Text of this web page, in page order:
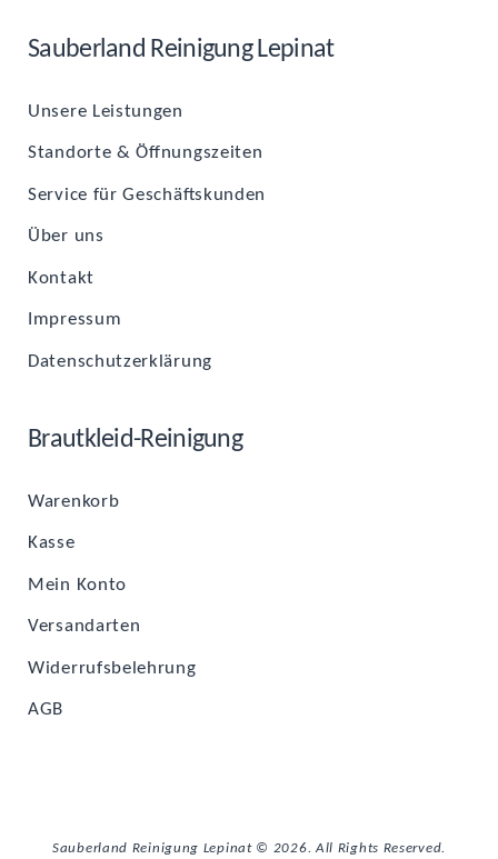
Sau­ber­land Rei­ni­gung Lepinat
Unse­re Leistungen
Stand­or­te & Öffnungszeiten
Ser­vice für Geschäftskunden
Über uns
Kon­takt
Impres­sum
Daten­schutz­er­klä­rung
Braut­kleid-Rei­ni­gung
Waren­korb
Kas­se
Mein Kon­to
Ver­sand­ar­ten
Wider­rufs­be­leh­rung
AGB
Sauberland Reinigung Lepinat © 2026. All Rights Reserved.